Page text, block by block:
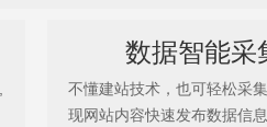
数据智能采
不懂建站技术，也可轻松采
现网站内容快速发布数据信息